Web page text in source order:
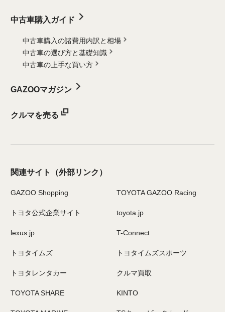
中古車購入ガイド
中古車購入の諸費用内訳と相場
中古車の選び方と基礎知識
中古車の上手な買い方
GAZOOマガジン
クルマを売る
関連サイト （外部リンク）
GAZOO Shopping TOYOTA GAZOO Racing
トヨタ公式企業サイト toyota.jp
lexus.jp T-Connect
トヨタイムズ トヨタイムズスポーツ
トヨタレンタカー クルマ買取
TOYOTA SHARE KINTO